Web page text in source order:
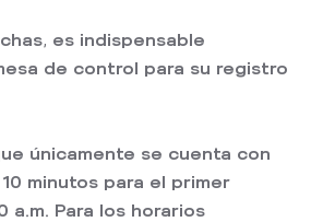
es indispensable
de control para su registro
únicamente se cuenta con
minutos para el primer
a.m. Para los horarios